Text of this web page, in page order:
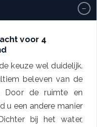
−
voor 4
keuze wel duidelijk.
beleven van de
Door de ruimte en
u een andere manier
bij het water,